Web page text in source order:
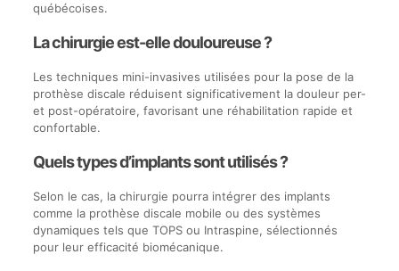
québécoises.
La chirurgie est-elle douloureuse ?
Les techniques mini-invasives utilisées pour la pose de la
prothèse discale réduisent significativement la douleur per-
et post-opératoire, favorisant une réhabilitation rapide et
confortable.
Quels types d’implants sont utilisés ?
Selon le cas, la chirurgie pourra intégrer des implants
comme la prothèse discale mobile ou des systèmes
dynamiques tels que TOPS ou Intraspine, sélectionnés
pour leur efficacité biomécanique.